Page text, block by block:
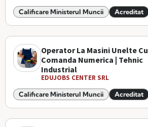
Calificare Ministerul Muncii Acreditat
Operator La Masini Unelte Cu
Comanda Numerica | Tehnic
Industrial
EDUJOBS CENTER SRL
Calificare Ministerul Muncii Acreditat